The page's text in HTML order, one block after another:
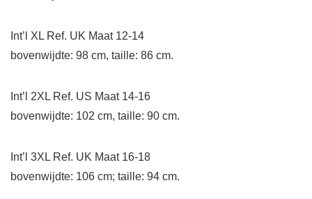
Int’l XL Ref. UK Maat 12-14
bovenwijdte: 98 cm, taille: 86 cm.
Int’l 2XL Ref. US Maat 14-16
bovenwijdte: 102 cm, taille: 90 cm.
Int’l 3XL Ref. UK Maat 16-18
bovenwijdte: 106 cm; taille: 94 cm.